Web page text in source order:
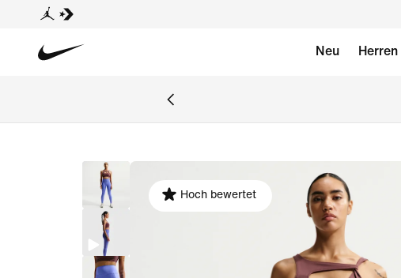
Neu Herren
Hoch bewertet